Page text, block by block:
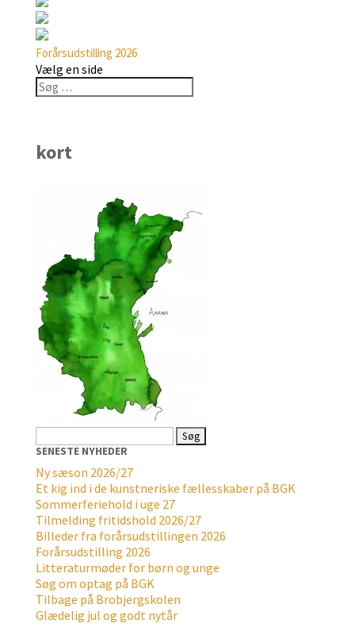
Forårsudstilling 2026
Vælg en side
kort
efter:
SENESTE NYHEDER
Ny sæson 2026/27
Et kig ind i de kunstneriske fællesskaber på BGK
Sommerferiehold i uge 27
Tilmelding fritidshold 2026/27
Billeder fra forårsudstillingen 2026
Forårsudstilling 2026
Litteraturmøder for børn og unge
Søg om optag på BGK
Tilbage på Brobjergskolen
Glædelig jul og godt nytår